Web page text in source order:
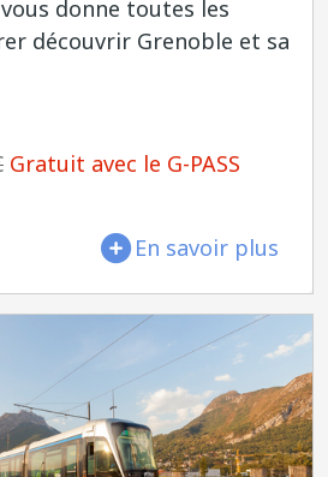
donne toutes les
découvrir Grenoble et sa
Gratuit avec le G-PASS
En savoir plus